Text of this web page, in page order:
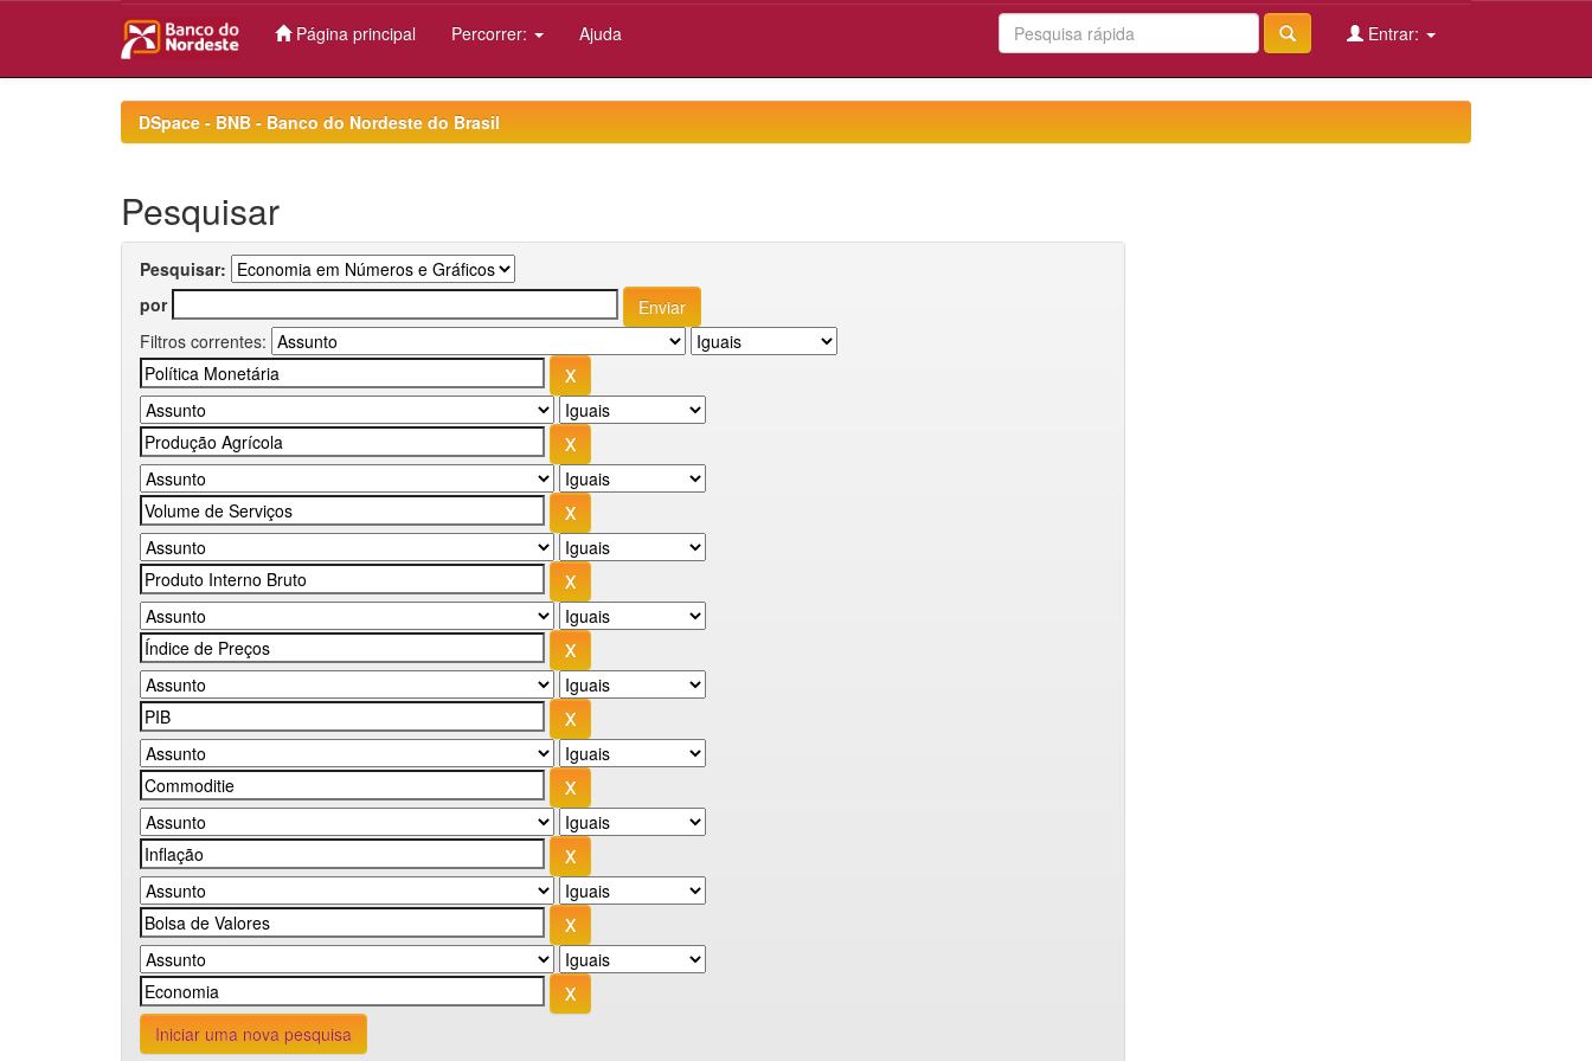
Página principal Percorrer: Ajuda Entrar:
DSpace - BNB - Banco do Nordeste do Brasil
Pesquisar
Pesquisar:
por
Filtros correntes:
Iniciar uma nova pesquisa